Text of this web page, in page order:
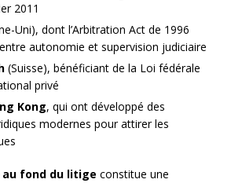
2011
Uni), dont l’Arbitration Act de 1996
autonomie et supervision judiciaire
(Suisse), bénéficiant de la Loi fédérale
privé
Kong, qui ont développé des
modernes pour attirer les
fond du litige constitue une